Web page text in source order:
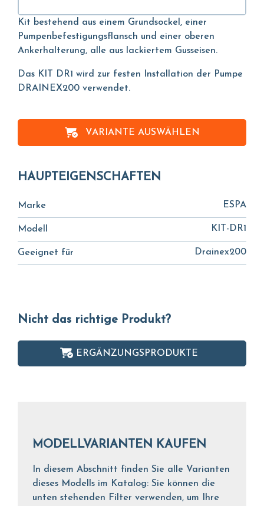
Kit bestehend aus einem Grundsockel, einer
Pumpenbefestigungsflansch und einer oberen
Ankerhalterung, alle aus lackiertem Gusseisen.
Das KIT DR1 wird zur festen Installation der Pumpe
DRAINEX200 verwendet.
VARIANTE AUSWÄHLEN
HAUPTEIGENSCHAFTEN
Marke ESPA
Modell KIT-DR1
Geeignet für Drainex200
Nicht das richtige Produkt?
ERGÄNZUNGSPRODUKTE
MODELLVARIANTEN KAUFEN
In diesem Abschnitt finden Sie alle Varianten
dieses Modells im Katalog: Sie können die
unten stehenden Filter verwenden, um Ihre